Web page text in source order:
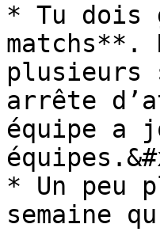
* Tu dois
matchs**.
plusieurs
arrête
équipe a
* Un peu
semaine